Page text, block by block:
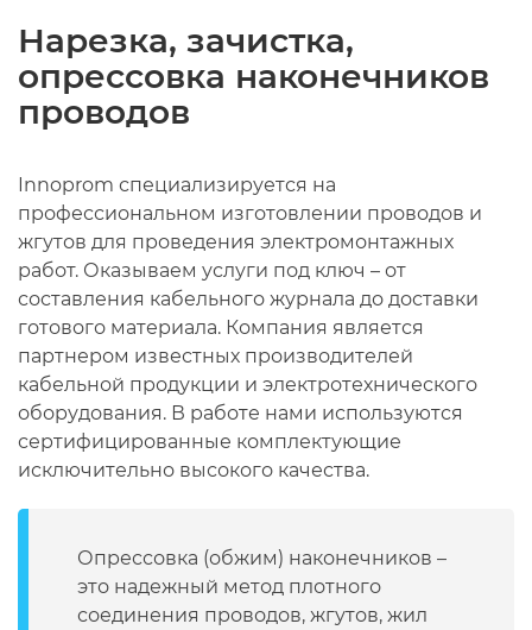
Нарезка, зачистка,
опрессовка наконечников
проводов
Innoprom специализируется на
профессиональном изготовлении проводов и
жгутов для проведения электромонтажных
работ. Оказываем услуги под ключ – от
составления кабельного журнала до доставки
готового материала. Компания является
партнером известных производителей
кабельной продукции и электротехнического
оборудования. В работе нами используются
сертифицированные комплектующие
исключительно высокого качества.
Опрессовка (обжим) наконечников –
это надежный метод плотного
соединения проводов, жгутов, жил